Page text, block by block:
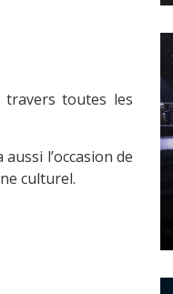
toutes les
l’occasion de
culturel.